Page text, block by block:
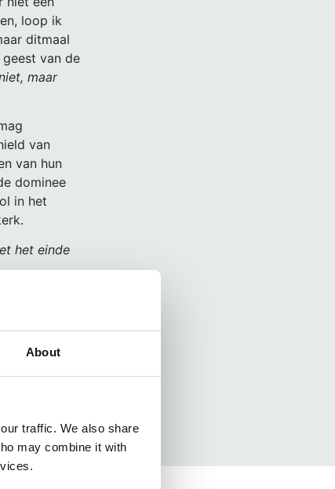
About
traffic. We also share
may combine it with
loop ik
ditmaal
van de
maar
van
van hun
dominee
in het
het einde
vieren